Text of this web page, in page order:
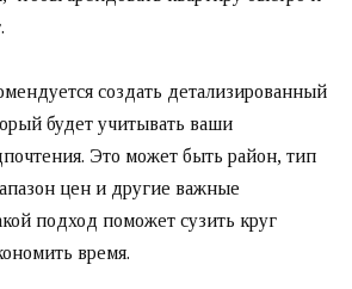
создать детализированный
будет учитывать ваши
Это может быть район, тип
цен и другие важные
подход поможет сузить круг
время.